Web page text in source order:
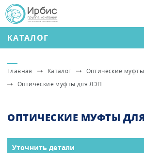
КАТАЛОГ
Главная Каталог
Оптические
Оптические муфты для ЛЭП
Уточнить детали
ОПТИЧЕСКИЕ МУФТЫ